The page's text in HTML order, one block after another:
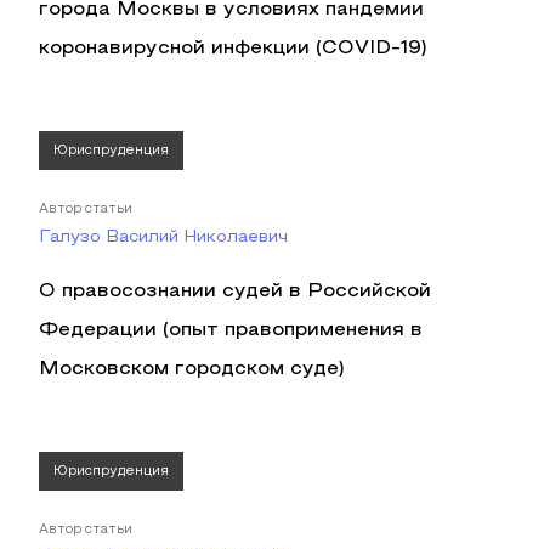
города Москвы в условиях пандемии
коронавирусной инфекции (COVID-19)
Юриспруденция
Автор статьи
Галузо Василий Николаевич
О правосознании судей в Российской
Федерации (опыт правоприменения в
Московском городском суде)
Юриспруденция
Автор статьи